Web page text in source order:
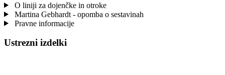
O liniji za dojenčke in otroke
Martina Gebhardt - opomba o sestavinah
Pravne informacije
Ustrezni izdelki